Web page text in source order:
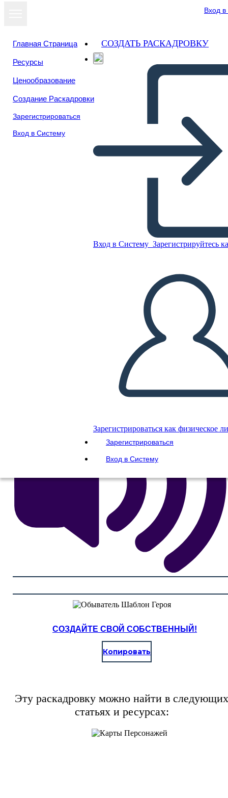
Вход
Главная Страница
Ресурсы
Ценообразование
Создание Раскадровки
Зарегистрироваться
Вход в Систему
СОЗДАТЬ РАСКАДРОВКУ
Вход в Систему Зарегистрируйтесь
Зарегистрироваться как физическое
Зарегистрироваться
Вход в Систему
Скопируйте эту раскадровку
СОЗДАТЬ РАСКАДРОВКУ
ВОСПРОИЗВЕСТИ СЛАЙД-ШОУ
ПОЧИТАЙ МНЕ
СОЗДАЙТЕ СВОЙ СОБСТВЕННЫЙ!
Копировать
Эту раскадровку можно найти в следующих
статьях и ресурсах: